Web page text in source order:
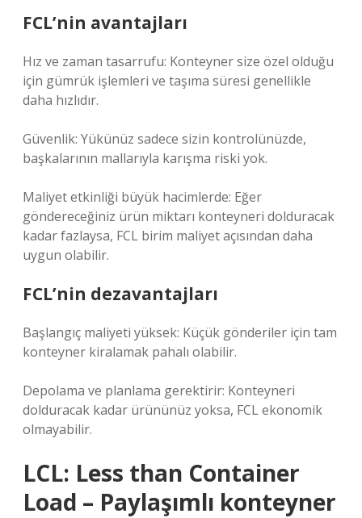
FCL’nin avantajları
Hız ve zaman tasarrufu: Konteyner size özel olduğu
için gümrük işlemleri ve taşıma süresi genellikle
daha hızlıdır.
Güvenlik: Yükünüz sadece sizin kontrolünüzde,
başkalarının mallarıyla karışma riski yok.
Maliyet etkinliği büyük hacimlerde: Eğer
göndereceğiniz ürün miktarı konteyneri dolduracak
kadar fazlaysa, FCL birim maliyet açısından daha
uygun olabilir.
FCL’nin dezavantajları
Başlangıç maliyeti yüksek: Küçük gönderiler için tam
konteyner kiralamak pahalı olabilir.
Depolama ve planlama gerektirir: Konteyneri
dolduracak kadar ürününüz yoksa, FCL ekonomik
olmayabilir.
LCL: Less than Container
Load – Paylaşımlı konteyner